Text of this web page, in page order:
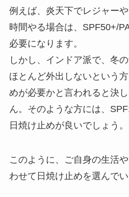
例えば、炎天下でレジャー
時間やる場合は、SPF50+/
必要になります。
しかし、インドア派で、冬
ほとんど外出しないという
めが必要かと言われると決
ん。そのような方には、
日焼け止めが良いでしょう。
このように、ご自身の生活
わせて日焼け止めを選んでい